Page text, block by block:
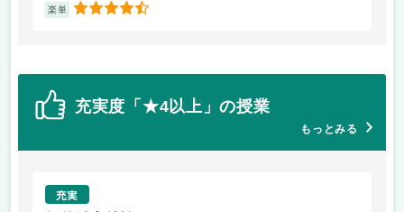
楽単 4.5
充実度「★4以上」の授業
もっとみる
充実